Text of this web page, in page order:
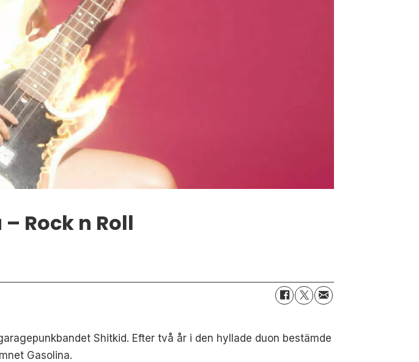
Rock n Roll
Shitkid. Efter två år i den hyllade duon bestämde
Gasolina.